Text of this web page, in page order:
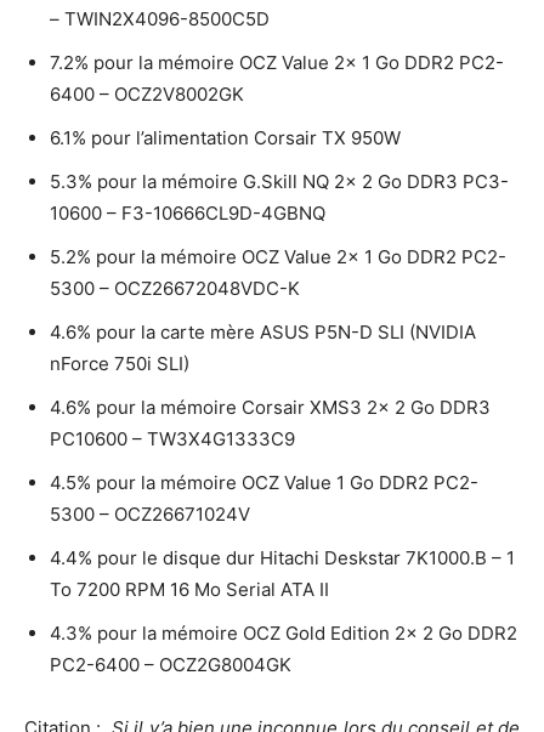
– TWIN2X4096-8500C5D
7.2% pour la mémoire OCZ Value 2x 1 Go DDR2 PC2-
6400 – OCZ2V8002GK
6.1% pour l’alimentation Corsair TX 950W
5.3% pour la mémoire G.Skill NQ 2x 2 Go DDR3 PC3-
10600 – F3-10666CL9D-4GBNQ
5.2% pour la mémoire OCZ Value 2x 1 Go DDR2 PC2-
5300 – OCZ26672048VDC-K
4.6% pour la carte mère ASUS P5N-D SLI (NVIDIA
nForce 750i SLI)
4.6% pour la mémoire Corsair XMS3 2x 2 Go DDR3
PC10600 – TW3X4G1333C9
4.5% pour la mémoire OCZ Value 1 Go DDR2 PC2-
5300 – OCZ26671024V
4.4% pour le disque dur Hitachi Deskstar 7K1000.B – 1
To 7200 RPM 16 Mo Serial ATA II
4.3% pour la mémoire OCZ Gold Edition 2x 2 Go DDR2
PC2-6400 – OCZ2G8004GK